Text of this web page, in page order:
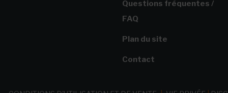
Questions fréquentes /
FAQ
Plan du site
Contact